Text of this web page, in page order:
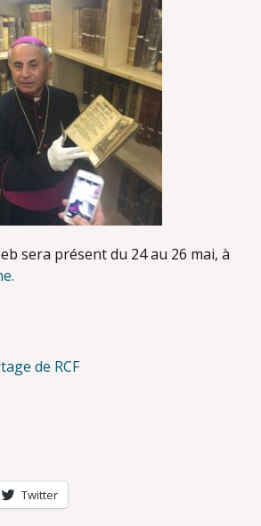
sera présent du 24 au 26 mai, à
de RCF
Twitter